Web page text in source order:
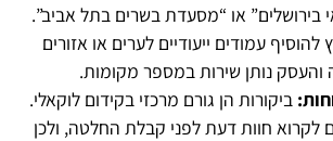
בירושלים” או “מסעדת בשרים בתל אביב”.
עמודים ייעודיים לערים או אזורים
והעסק נותן שירות במספר מקומות.
ביקורות הן גורם מרכזי בקידום לוקאלי.
לקרוא חוות דעת לפני קבלת החלטה, ולכן